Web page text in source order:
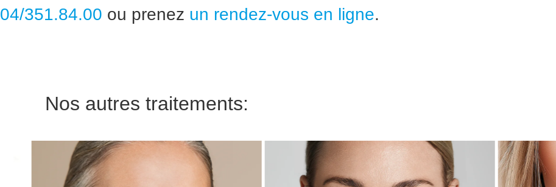
04/351.84.00 ou prenez un rendez-vous en ligne.
Nos autres traitements: